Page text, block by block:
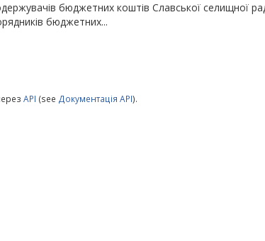
бюджетних коштів Славської селищної
бюджетних...
API (see Документація API).